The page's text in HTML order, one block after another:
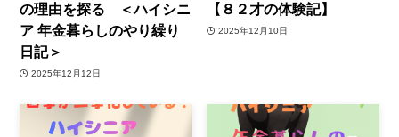
の理由を探る ＜ハイシニ
ア 年金暮らしのやり繰り
日記＞
2025年12月12日
【８２才の体験記】
2025年12月10日